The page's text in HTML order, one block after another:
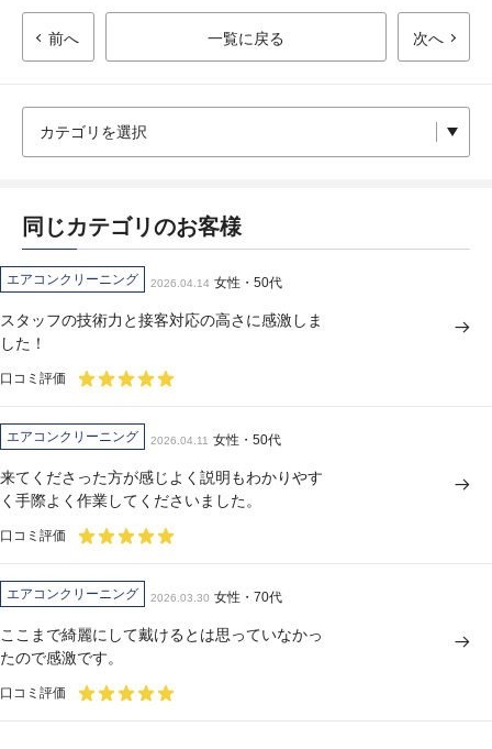
前へ 一覧に戻る 次へ
同じカテゴリのお客様
エアコンクリーニング 2026.04.14 女性・50代
スタッフの技術力と接客対応の高さに感激しま
した！
口コミ評価
エアコンクリーニング 2026.04.11 女性・50代
来てくださった方が感じよく説明もわかりやす
く手際よく作業してくださいました。
口コミ評価
エアコンクリーニング 2026.03.30 女性・70代
ここまで綺麗にして戴けるとは思っていなかっ
たので感激です。
口コミ評価